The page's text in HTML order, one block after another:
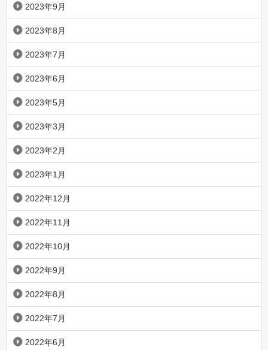
2023年9月
2023年8月
2023年7月
2023年6月
2023年5月
2023年3月
2023年2月
2023年1月
2022年12月
2022年11月
2022年10月
2022年9月
2022年8月
2022年7月
2022年6月